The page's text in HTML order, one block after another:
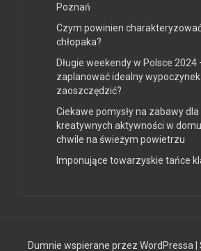
Poznań
Czym powinien
chłopaka?
Długie weekendy w Polsce 2024
zaplanować idealny wypoczynek
zaoszczędzić?
Ciekawe pomysły na zabawy dla
kreatywnych aktywności w
chwile na świeżym powietrzu
Imponujące towarzyskie tańce
Dumnie wspierane przez WordPressa